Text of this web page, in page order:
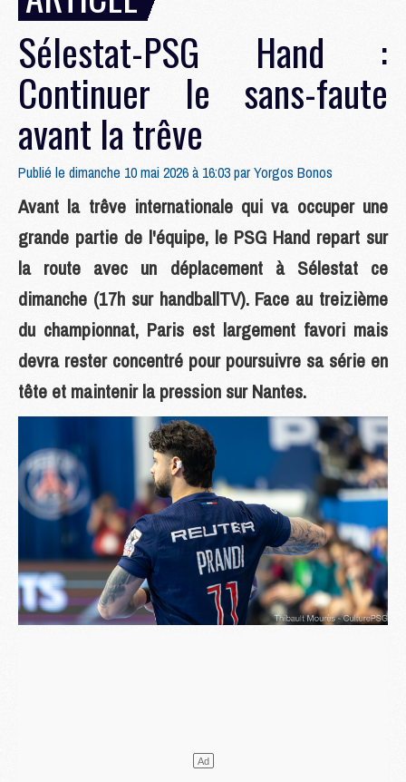
Sélestat-PSG Hand :
Continuer le sans-faute
avant la trêve
Publié le dimanche 10 mai 2026 à 16:03 parYorgos Bonos
Avant la trêve internationale qui va occuper une
grande partie de l'équipe, le PSG Hand repart sur
la route avec un déplacement à Sélestat ce
dimanche (17h sur handballTV). Face au treizième
du championnat, Paris est largement favori mais
devra rester concentré pour poursuivre sa série en
tête et maintenir la pression sur Nantes.